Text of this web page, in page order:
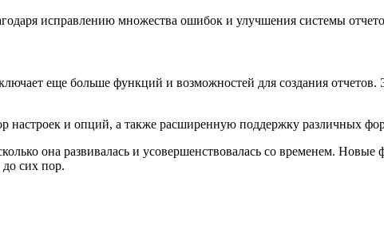
исправлению множества ошибок и улучшения системы
еще больше функций и возможностей для создания
настроек и опций, а также расширенную поддержку различных
она развивалась и усовершенствовалась со временем.
до сих пор.